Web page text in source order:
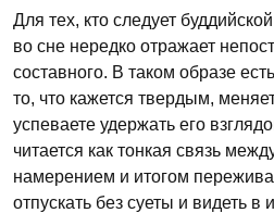
Для тех, кто следует
во сне нередко отражает
составного. В таком образе
то, что кажется твердым,
успеваете удержать его
читается как тонкая связь
намерением и итогом
отпускать без суеты и видеть в